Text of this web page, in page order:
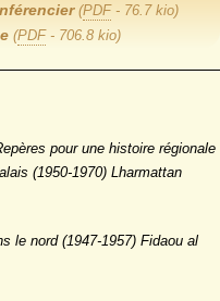
(PDF- 76.7 kio)
(PDF- 706.8 kio)
pour une histoire régionale
(1950-1970) Lharmattan
le nord (1947-1957) Fidaou al